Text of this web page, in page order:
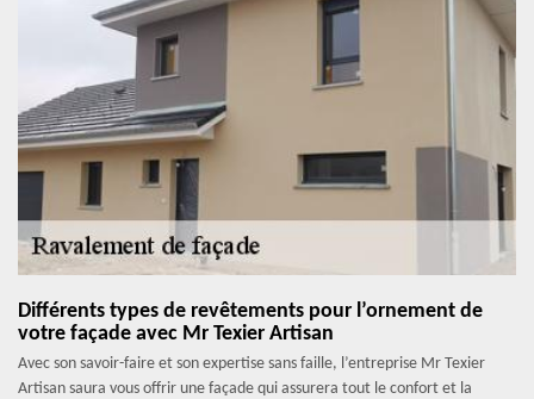
Différents types de revêtements pour l’ornement de
votre façade avec Mr Texier Artisan
Avec son savoir-faire et son expertise sans faille, l’entreprise Mr Texier
Artisan saura vous offrir une façade qui assurera tout le confort et la